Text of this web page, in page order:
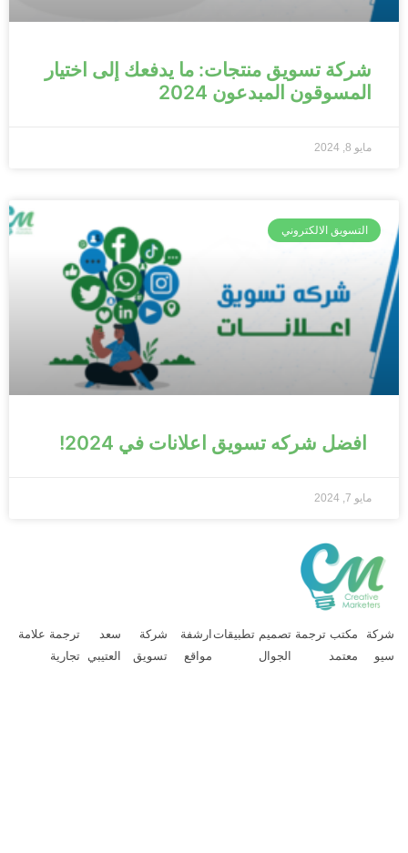
شركة تسويق منتجات: ما يدفعك إلى اختيار
المسوقون المبدعون 2024
مايو 8, 2024
التسويق الالكتروني
افضل شركه تسويق اعلانات في 2024!
مايو 7, 2024
مكتب ترجمة
معتمد
تصميم تطبيقات
الجوال
ارشفة
مواقع
شركة
تسويق
سعد
العتيبي
ترجمة علامة
تجارية